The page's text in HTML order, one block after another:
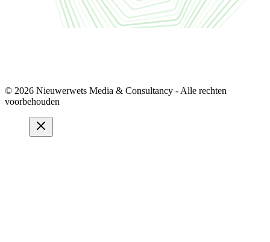
© 2026 Nieuwerwets Media & Consultancy - Alle rechten
voorbehouden